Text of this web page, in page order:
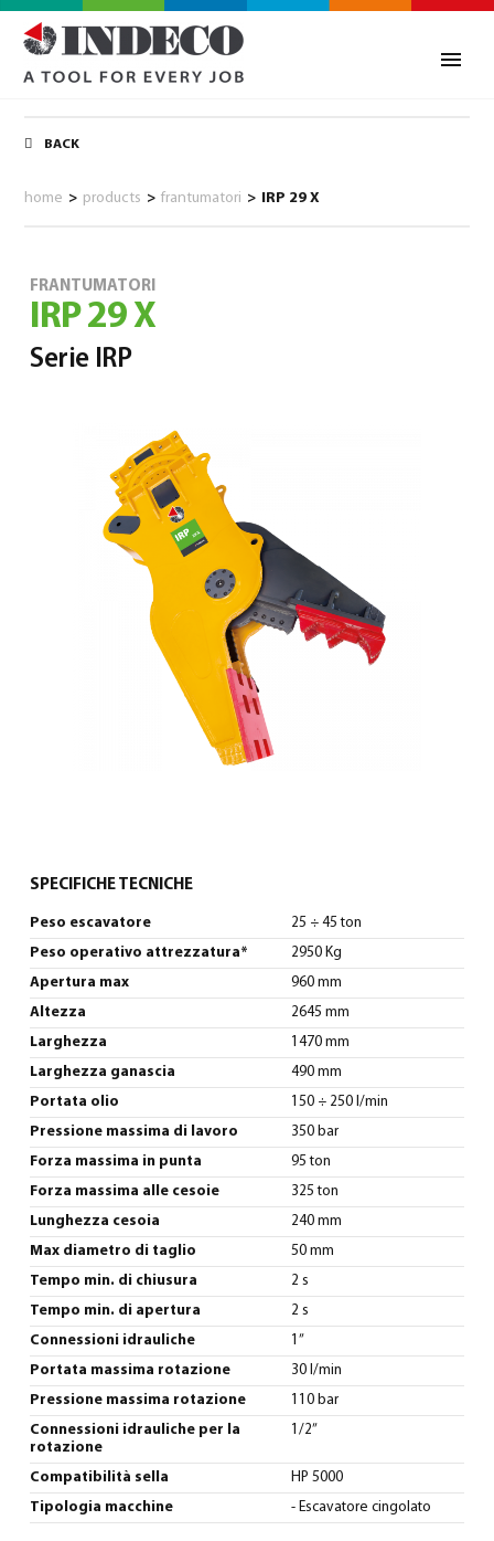
0
BACK
home > products > frantumatori > IRP 29 X
FRANTUMATORI
IRP 29 X
Serie IRP
SPECIFICHE TECNICHE
Peso escavatore 25 ÷ 45 ton
Peso operativo attrezzatura* 2950 Kg
Apertura max 960 mm
Altezza 2645 mm
Larghezza 1470 mm
Larghezza ganascia 490 mm
Portata olio 150 ÷ 250 l/min
Pressione massima di lavoro 350 bar
Forza massima in punta 95 ton
Forza massima alle cesoie 325 ton
Lunghezza cesoia 240 mm
Max diametro di taglio 50 mm
Tempo min. di chiusura 2 s
Tempo min. di apertura 2 s
Connessioni idrauliche 1”
Portata massima rotazione 30 l/min
Pressione massima rotazione 110 bar
Connessioni idrauliche per la
rotazione
1/2”
Compatibilità sella HP 5000
Tipologia macchine - Escavatore cingolato